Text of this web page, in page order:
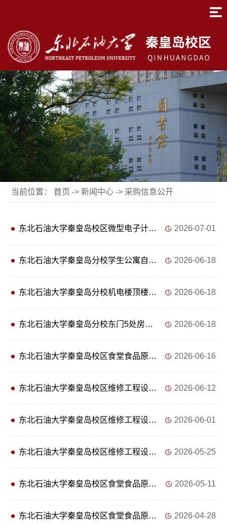
当前位置： 首页 -> 新闻中心 -> 采购信息公开
2026-07-01
东北石油大学秦皇岛校区微型电子计算机等一批报废资产捆绑转让交易公告
2026-06-18
东北石油大学秦皇岛分校学生公寓自助洗衣机和吹风机设备场地捆绑招租交易公告
2026-06-18
东北石油大学秦皇岛分校机电楼顶楼和交流中心一楼东侧通讯基站场地招租交易公告
2026-06-18
东北石油大学秦皇岛分校东门5处房屋捆绑招租交易公告
2026-06-16
东北石油大学秦皇岛校区食堂食品原材料采购招标公告
2026-06-12
东北石油大学秦皇岛校区维修工程设计项目 中选结果公告
2026-06-01
东北石油大学秦皇岛校区维修工程设计项目公开比选更正公告
2026-05-25
东北石油大学秦皇岛校区维修工程设计项目公开比选公告
2026-05-11
东北石油大学秦皇岛校区食堂食品原材料采购包1（米、面、油类） 废标公告
2026-04-28
东北石油大学秦皇岛校区食堂食品原材料采购包2（鲜肉、鸡蛋、面条类）二次招标公告